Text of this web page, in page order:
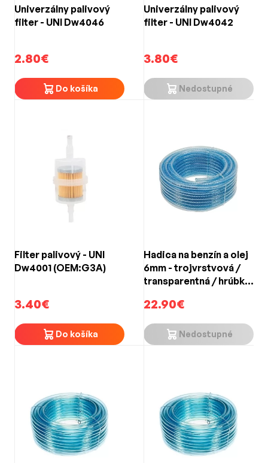
Univerzálny palivový
filter - UNI Dw4046
2.80€
Do košíka
Univerzálny palivový
filter - UNI Dw4042
3.80€
Nedostupné
Filter palivový - UNI
Dw4001 (OEM:G3A)
3.40€
Do košíka
Hadica na benzín a olej
6mm - trojvrstvová /
transparentná / hrúbka
(25m)
22.90€
Nedostupné